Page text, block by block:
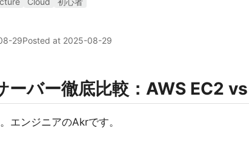
29Posted at 2025-08-29
ーバー徹底比較：AWS EC2
エンジニアのAkrです。